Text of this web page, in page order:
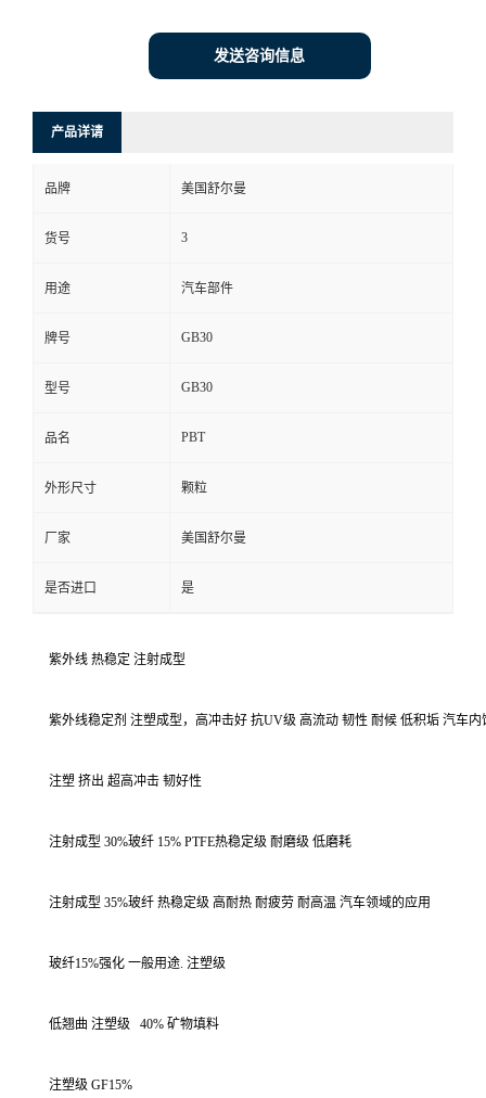
发送咨询信息
产品详请
品牌 美国舒尔曼
货号 3
用途 汽车部件
牌号 GB30
型号 GB30
品名 PBT
外形尺寸 颗粒
厂家 美国舒尔曼
是否进口 是
紫外线 热稳定 注射成型
紫外线稳定剂 注塑成型，高冲击好 抗UV级 高流动 韧性 耐候 低积垢 汽车
注塑 挤出 超高冲击 韧好性
注射成型 30%玻纤 15% PTFE热稳定级 耐磨级 低磨耗
注射成型 35%玻纤 热稳定级 高耐热 耐疲劳 耐高温 汽车领域的应用
玻纤15%强化 一般用途. 注塑级
低翘曲 注塑级 40% 矿物填料
注塑级 GF15%